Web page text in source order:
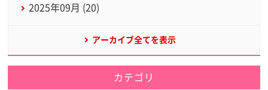
2025年09月 (20)
アーカイブ全てを表示
カテゴリ